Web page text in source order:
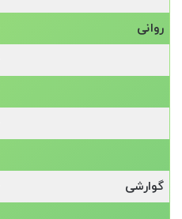
روانی
گوارشی